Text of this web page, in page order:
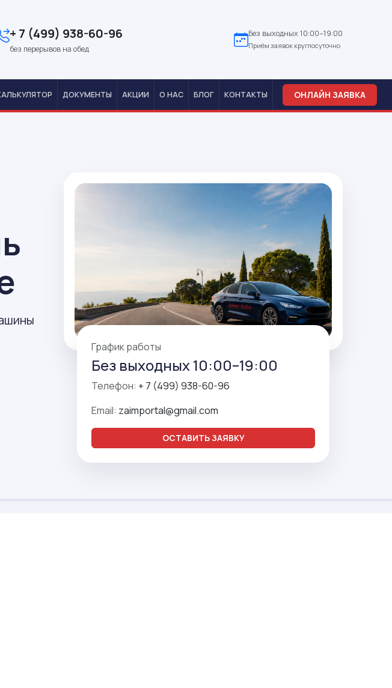
+ 7 (499) 938-60-96
без перерывов на обед
Без выходных 10:00–19:00
Приём заявок круглосуточно
ДОКУМЕНТЫ АКЦИИ О НАС БЛОГ КОНТАКТЫ ОНЛАЙН ЗАЯВКА
График работы
Без выходных 10:00–19:00
Телефон: + 7 (499) 938-60-96
Email: zaimportal@gmail.com
ОСТАВИТЬ ЗАЯВКУ